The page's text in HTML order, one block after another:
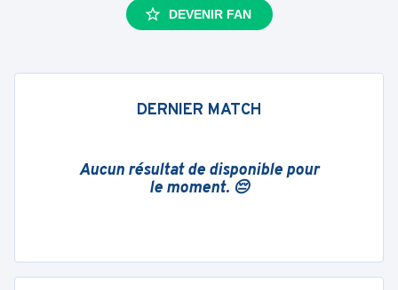
DEVENIR FAN
DERNIER MATCH
Aucun résultat de disponible pour
le moment. 😔